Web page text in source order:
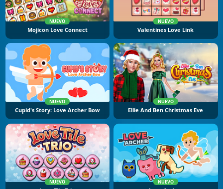
NUEVO
Mojicon Love Connect
NUEVO
Valentines Love Link
NUEVO
Cupid's Story: Love Archer Bow
NUEVO
Ellie And Ben Christmas Eve
NUEVO NUEVO